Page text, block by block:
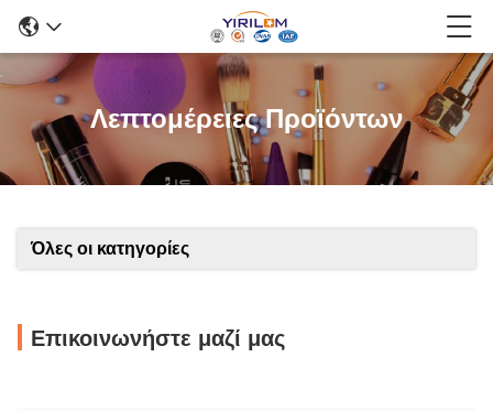
Λεπτομέρειες Προϊόντων
Όλες οι κατηγορίες
Επικοινωνήστε μαζί μας